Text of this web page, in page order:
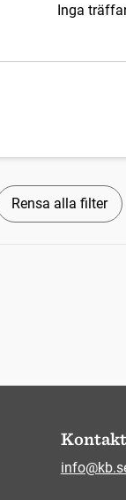
Inga
Rensa alla filter
Kontakt